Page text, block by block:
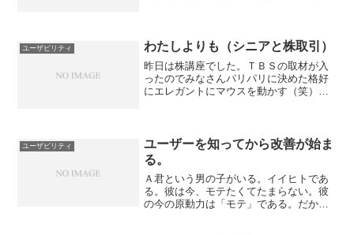
気に入りの消し方を教えて...
ユーザビリティ わたしよりも（シニアと株取引）
昨日は株講座でした。ＴＢＳの取材が入
ったのでみなさんパリパリに決めた格好
にエレガントにマウスを動かす（笑）通
だ！と思われるんでしょうね...
ユーザビリティ
ユーザーを知ってから改善が始ま
る。
Ａ君という男の子がいる。イイヒトであ
る。彼は今、モテたくてたまらない。彼
の今の原動力は「モテ」である。だか